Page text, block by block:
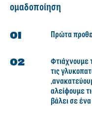
ομαδοποίηση
Πρώτα
Φτιάχνουμε
τις
αλείφουμε
βάλει σε